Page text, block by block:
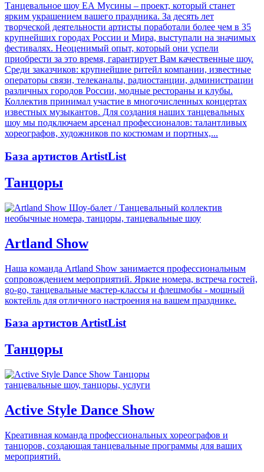
Танцевальное шоу ЕА Мусины – проект, который станет
ярким украшением вашего праздника. За десять лет
творческой деятельности артисты поработали более чем в 35
крупнейших городах России и Мира, выступали на значимых
фестивалях. Неоценимый опыт, который они успели
приобрести за это время, гарантирует Вам качественные шоу.
Среди заказчиков: крупнейшие ритейл компании, известные
операторы связи, телеканалы, радиостанции, администрации
различных городов России, модные рестораны и клубы.
Коллектив принимал участие в многочисленных концертах
известных музыкантов. Для создания наших танцевальных
шоу мы подключаем арсенал профессионалов: талантливых
хореографов, художников по костюмам и портных,...
База артистов ArtistList
Танцоры
необычные номера, танцоры, танцевальные шоу
Artland Show
Наша команда Artland Show занимается профессиональным
сопровождением мероприятий. Яркие номера, встреча гостей,
go-go, танцевальные мастер-классы и флешмобы - мощный
коктейль для отличного настроения на вашем празднике.
База артистов ArtistList
Танцоры
танцевальные шоу, танцоры, услуги
Active Style Dance Show
Креативная команда профессиональных хореографов и
танцоров, создающая танцевальные программы для ваших
мероприятий.